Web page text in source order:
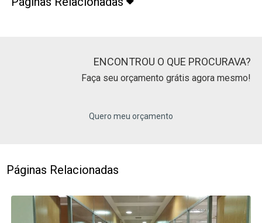
ENCONTROU O QUE PROCURAVA?
Faça seu orçamento grátis agora mesmo!
Quero meu orçamento
Páginas Relacionadas